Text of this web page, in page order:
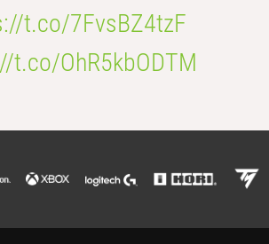
t.co/7FvsBZ4tzF
t.co/OhR5kbODTM